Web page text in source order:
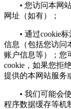
• 您访问本网站
网址（如有）；
• 通过cookie标
信息（包括您访问
账户信息等）；您
cookie，如果您拒
提供的本网站服务
• 我们可能会使
程序数据缓存等机